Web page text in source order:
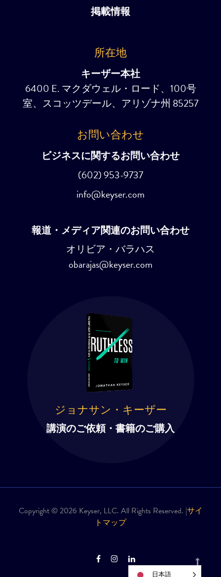
掲載情報
所在地
キーザー本社
6400 E. マクダウェル・ロード、100号
室、スコッツデール、アリゾナ州 85257
お問い合わせ
ビジネスに関するお問い合わせ
(602) 953-9737
info@keyser.com
報道・メディア関連のお問い合わせ
オリビア・バラハス
obarajas@keyser.com
ジョナサン・キーザー
講演のご依頼・書籍のご購入
Copyright © 2026 Keyser, LLC. All Rights Reserved. |サイ
トマップ
日本語